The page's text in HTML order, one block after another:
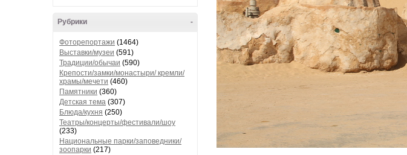
-
Рубрики
Фоторепортажи (1464)
Выставки/музеи (591)
Традиции/обычаи (590)
Крепости/замки/монастыри/ кремли/
храмы/мечети (460)
Памятники (360)
Детская тема (307)
Блюда/кухня (250)
Театры/концерты/фестивали/шоу
(233)
Национальные парки/заповедники/
зоопарки (217)